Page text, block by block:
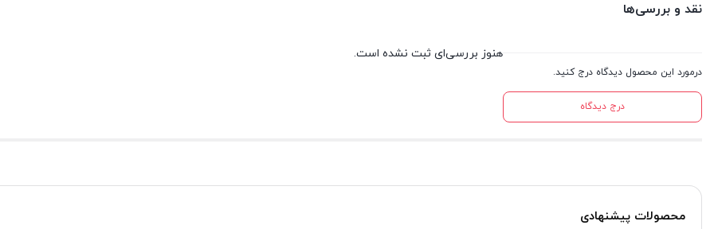
نقد و بررسی‌ها
درمورد این محصول دیدگاه درج کنید.
درج دیدگاه
هنوز بررسی‌ای ثبت نشده است.
محصولات پیشنهادی